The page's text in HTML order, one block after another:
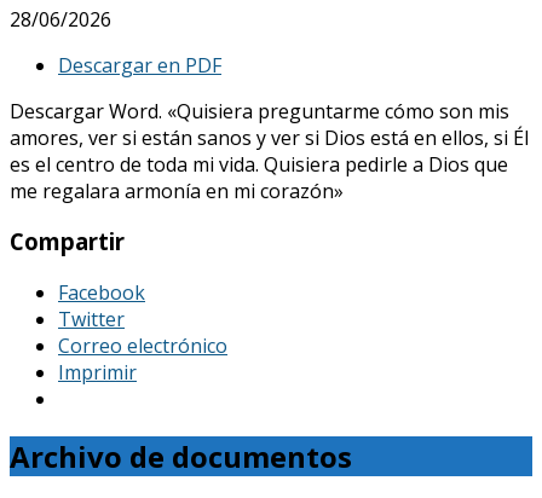
28/06/2026
Descargar en PDF
Descargar Word. «Quisiera preguntarme cómo son mis
amores, ver si están sanos y ver si Dios está en ellos, si Él
es el centro de toda mi vida. Quisiera pedirle a Dios que
me regalara armonía en mi corazón»
Compartir
Facebook
Twitter
Correo electrónico
Imprimir
Archivo de documentos